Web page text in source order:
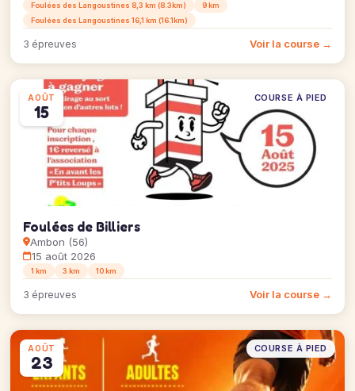
Foulées des Langoustines 8,3 km (8.3km)
9 km
Foulées des Langoustines 16,1 km (16.1km)
3 épreuves Voir la course →
AOÛT
15
COURSE À PIED
Foulées de Billiers
Ambon (56)
15 août 2026
1 km 3 km 10 km
3 épreuves Voir la course →
AOÛT
23
COURSE À PIED